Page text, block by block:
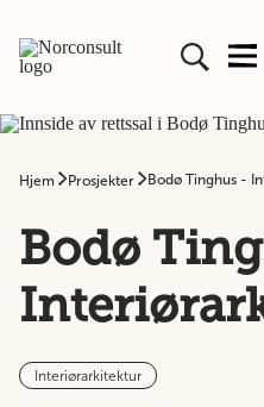
Hjem Prosjekter Bodø Tinghus -
Bodø
Interiørarkitektur